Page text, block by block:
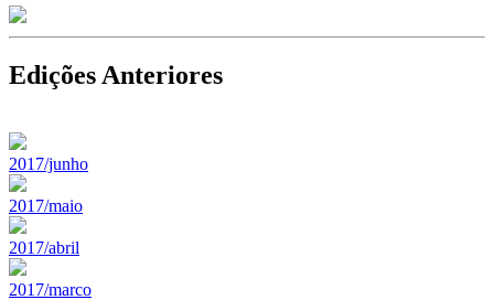
Edições Anteriores
2017/junho
2017/maio
2017/abril
2017/marco